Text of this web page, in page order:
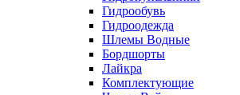
Гидрообувь
Гидроодежда
Шлемы Водные
Бордшорты
Лайкра
Комплектующие